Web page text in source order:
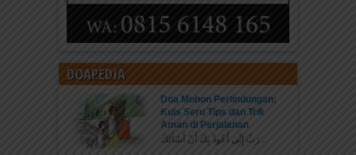
DOAPEDIA
Doa Mohon Perlindungan:
Kuis Seru Tips dan Trik
Aman di Perjalanan
رَبِّ إِنِّي أَعُوذُ بِكَ أَنْ أَسْأَلَكَ...